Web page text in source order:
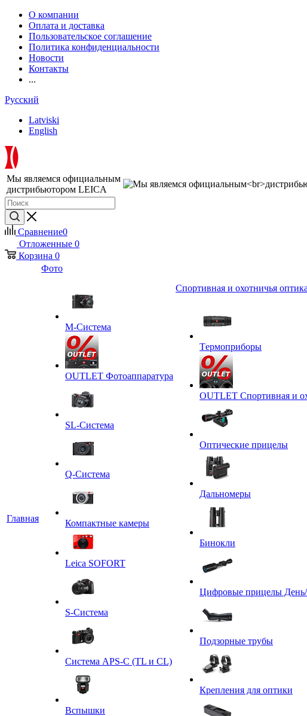
О компании
Оплата и доставка
Пользовательское соглашение
Политика конфиденциальности
Новости
Контакты
...
Русский
Latviski
English
Мы являемся официальным
дистрибьютором LEICA
Сравнение0
Отложенные 0
Корзина 0
Главная
Фото
M-Система
OUTLET Фотоаппаратура
SL-Система
Q-Cистема
Компактные камеры
Leica SOFORT
S-Система
Система APS-C (TL и CL)
Вспышки
Спортивная и охотничья оптика
Tермоприборы
OUTLET Спортивная и
Оптические прицелы
Дальномеры
Бинокли
Цифровые прицелы
Подзорные трубы
Крепления для оптики